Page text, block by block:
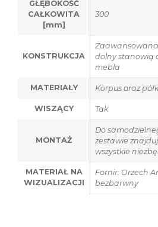
GŁĘBOKOŚĆ
CAŁKOWITA
[mm]
300
KONSTRUKCJA
dolny stanowią
mebla
MATERIAŁY Korpus oraz
WISZĄCY Tak
MONTAŻ
Do
zestawie
wszystkie
MATERIAŁ NA
WIZUALIZACJI
Fornir: Orzech
bezbarwny